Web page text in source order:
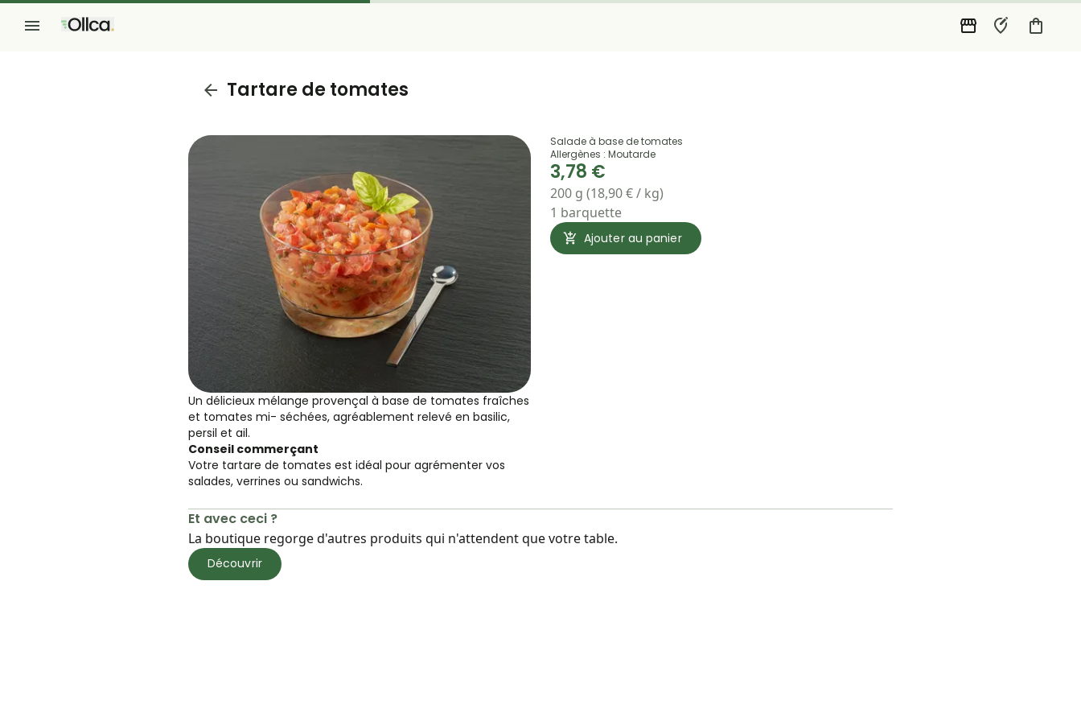
Tartare de tomates
Un délicieux mélange provençal à base de tomates fraîches
et tomates mi- séchées, agréablement relevé en basilic,
persil et ail.
Conseil commerçant
Votre tartare de tomates est idéal pour agrémenter vos
salades, verrines ou sandwichs.
Salade à base de tomates
Allergènes : Moutarde
3,78 €
200 g (18,90 € / kg)
1 barquette
Ajouter au panier
Et avec ceci ?
La boutique regorge d'autres produits qui n'attendent que votre table.
Découvrir